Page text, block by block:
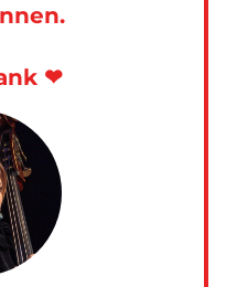
❤